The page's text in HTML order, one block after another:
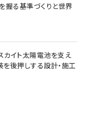
る基準づくりと世界
カイト太陽電池を支え
後押しする設計・施工